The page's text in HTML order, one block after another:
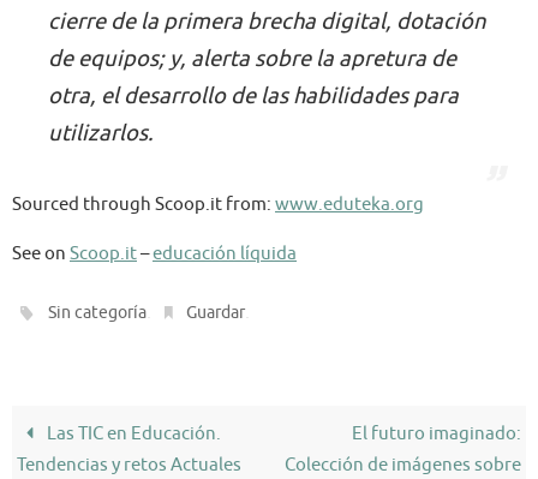
cierre de la primera brecha digital, dotación
de equipos; y, alerta sobre la apretura de
otra, el desarrollo de las habilidades para
utilizarlos.
Sourced through Scoop.it from: www.eduteka.org
See on Scoop.it–educación líquida
Sin categoría Guardar
Las TIC en Educación.
Tendencias y retos Actuales
El futuro imaginado:
Colección de imágenes sobre